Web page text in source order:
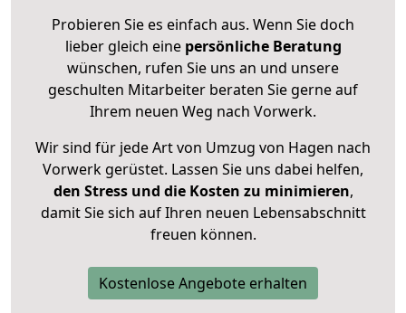
Probieren Sie es einfach aus. Wenn Sie doch
lieber gleich eine persönliche Beratung
wünschen, rufen Sie uns an und unsere
geschulten Mitarbeiter beraten Sie gerne auf
Ihrem neuen Weg nach Vorwerk.
Wir sind für jede Art von Umzug von Hagen nach
Vorwerk gerüstet. Lassen Sie uns dabei helfen,
den Stress und die Kosten zu minimieren,
damit Sie sich auf Ihren neuen Lebensabschnitt
freuen können.
Kostenlose Angebote erhalten